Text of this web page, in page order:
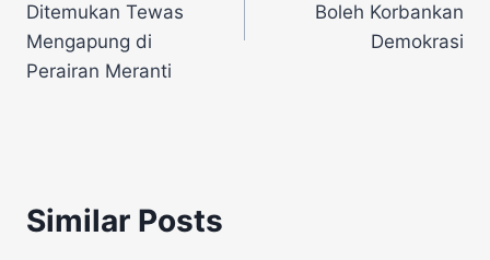
Ditemukan Tewas
Mengapung di
Perairan Meranti
Boleh Korbankan
Demokrasi
Similar Posts